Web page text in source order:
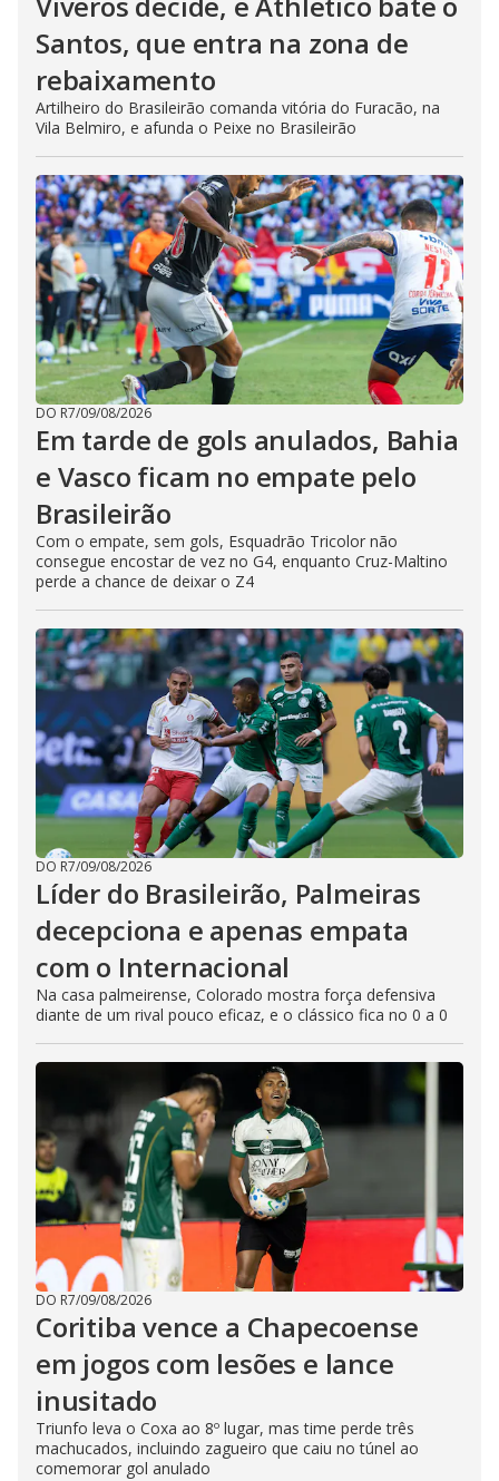
Santos, que entra na zona de
rebaixamento
Artilheiro do Brasileirão comanda vitória do Furacão, na
Vila Belmiro, e afunda o Peixe no Brasileirão
DO R7/09/08/2026
Em tarde de gols anulados, Bahia
e Vasco ficam no empate pelo
Brasileirão
Com o empate, sem gols, Esquadrão Tricolor não
consegue encostar de vez no G4, enquanto Cruz-Maltino
perde a chance de deixar o Z4
DO R7/09/08/2026
Líder do Brasileirão, Palmeiras
decepciona e apenas empata
com o Internacional
Na casa palmeirense, Colorado mostra força defensiva
diante de um rival pouco eficaz, e o clássico fica no 0 a 0
DO R7/09/08/2026
Coritiba vence a Chapecoense
em jogos com lesões e lance
inusitado
Triunfo leva o Coxa ao 8º lugar, mas time perde três
machucados, incluindo zagueiro que caiu no túnel ao
comemorar gol anulado